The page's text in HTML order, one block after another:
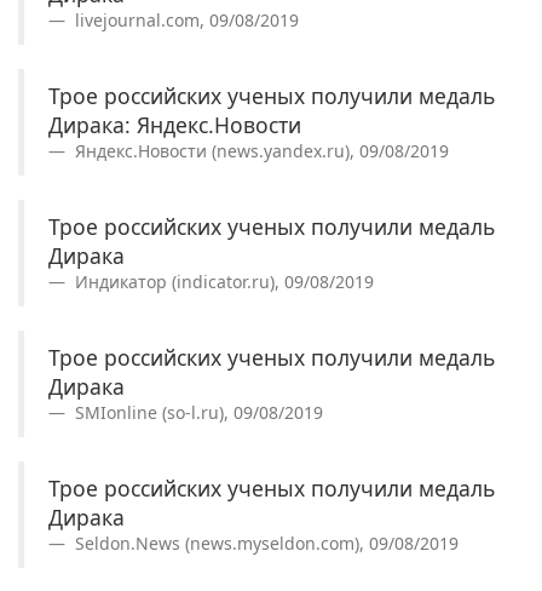
livejournal.com, 09/08/2019
Трое российских ученых получили медаль
Дирака: Яндекс.Новости
Яндекс.Новости (news.yandex.ru), 09/08/2019
Трое российских ученых получили медаль
Дирака
Индикатор (indicator.ru), 09/08/2019
Трое российских ученых получили медаль
Дирака
SMIonline (so-l.ru), 09/08/2019
Трое российских ученых получили медаль
Дирака
Seldon.News (news.myseldon.com), 09/08/2019